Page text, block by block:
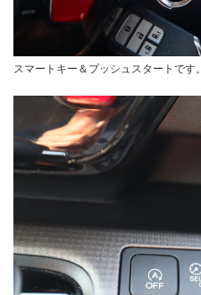
スマートキー＆プッシュスタートです。